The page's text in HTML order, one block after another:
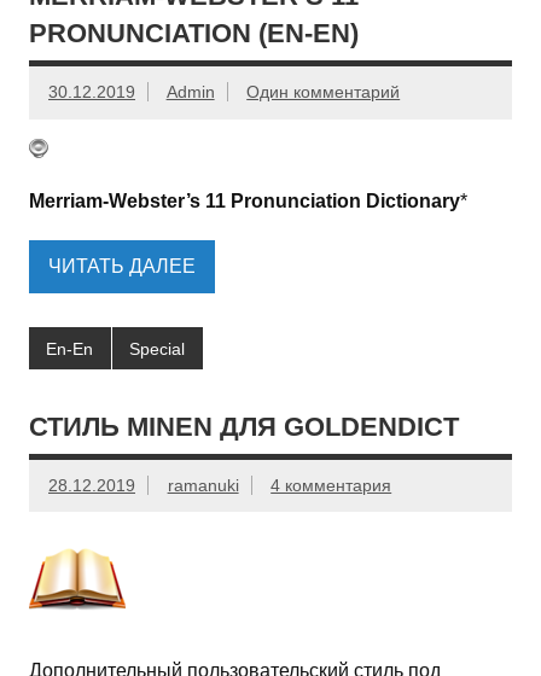
PRONUNCIATION (EN-EN)
30.12.2019 Admin Один комментарий
Merriam-Webster’s 11 Pronunciation Dictionary*
ЧИТАТЬ ДАЛЕЕ
En-En Special
СТИЛЬ MINEN ДЛЯ GOLDENDICT
28.12.2019 ramanuki 4 комментария
Дополнительный пользовательский стиль под